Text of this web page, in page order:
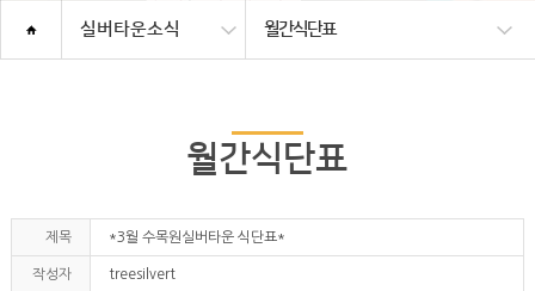
실버타운소식 월간식단표
월간식단표
제목 *3월 수목원실버타운 식단표*
작성자 treesilvert